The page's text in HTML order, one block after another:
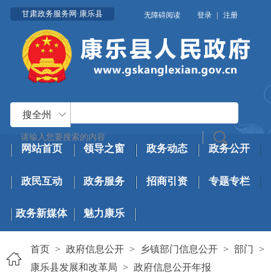
甘肃政务服务网·康乐县 无障碍阅读 登录 | 注册
搜全州
网站首页 领导之窗 政务动态 政务公开
政民互动 政务服务 招商引资 专题专栏
政务新媒体 魅力康乐
首页 > 政府信息公开 > 乡镇部门信息公开 > 部门
>
康乐县发展和改革局 > 政府信息公开年报